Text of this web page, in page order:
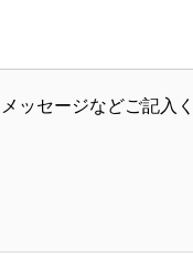
ッセージなどご記入